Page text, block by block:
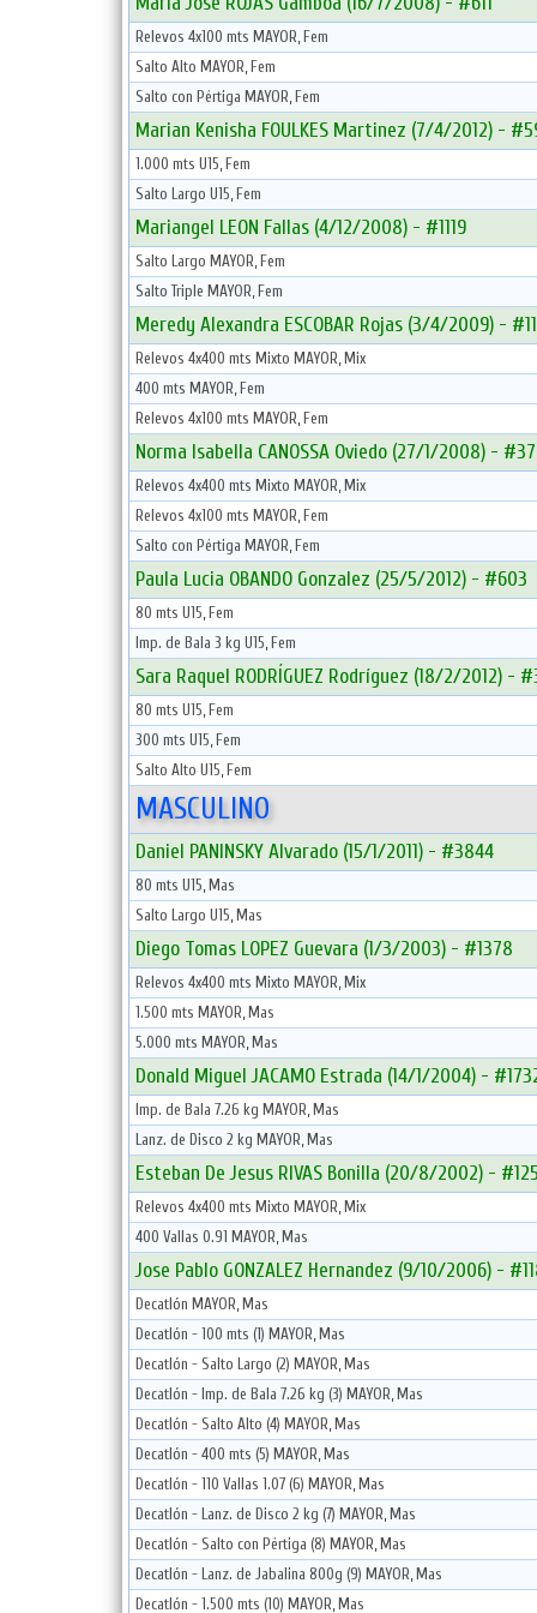
Relevos 4x100 mts MAYOR, Fem
Salto Alto MAYOR, Fem
Salto con Pértiga MAYOR, Fem
Marian Kenisha FOULKES Martinez (7/4/2012) -
1.000 mts U15, Fem
Salto Largo U15, Fem
Mariangel LEON Fallas (4/12/2008) - #1119
Salto Largo MAYOR, Fem
Salto Triple MAYOR, Fem
Meredy Alexandra ESCOBAR Rojas (3/4/2009) -
Relevos 4x400 mts Mixto MAYOR, Mix
400 mts MAYOR, Fem
Relevos 4x100 mts MAYOR, Fem
Norma Isabella CANOSSA Oviedo (27/1/2008) -
Relevos 4x400 mts Mixto MAYOR, Mix
Relevos 4x100 mts MAYOR, Fem
Salto con Pértiga MAYOR, Fem
Paula Lucia OBANDO Gonzalez (25/5/2012) - #603
80 mts U15, Fem
Imp. de Bala 3 kg U15, Fem
Sara Raquel RODRÍGUEZ Rodríguez (18/2/2012) -
80 mts U15, Fem
300 mts U15, Fem
Salto Alto U15, Fem
MASCULINO
Daniel PANINSKY Alvarado (15/1/2011) - #3844
80 mts U15, Mas
Salto Largo U15, Mas
Diego Tomas LOPEZ Guevara (1/3/2003) - #1378
Relevos 4x400 mts Mixto MAYOR, Mix
1.500 mts MAYOR, Mas
5.000 mts MAYOR, Mas
Donald Miguel JACAMO Estrada (14/1/2004) -
Imp. de Bala 7.26 kg MAYOR, Mas
Lanz. de Disco 2 kg MAYOR, Mas
Esteban De Jesus RIVAS Bonilla (20/8/2002) -
Relevos 4x400 mts Mixto MAYOR, Mix
400 Vallas 0.91 MAYOR, Mas
Jose Pablo GONZALEZ Hernandez (9/10/2006) -
Decatlón MAYOR, Mas
Decatlón - 100 mts (1) MAYOR, Mas
Decatlón - Salto Largo (2) MAYOR, Mas
Decatlón - Imp. de Bala 7.26 kg (3) MAYOR, Mas
Decatlón - Salto Alto (4) MAYOR, Mas
Decatlón - 400 mts (5) MAYOR, Mas
Decatlón - 110 Vallas 1.07 (6) MAYOR, Mas
Decatlón - Lanz. de Disco 2 kg (7) MAYOR, Mas
Decatlón - Salto con Pértiga (8) MAYOR, Mas
Decatlón - Lanz. de Jabalina 800g (9) MAYOR, Mas
Decatlón - 1.500 mts (10) MAYOR, Mas